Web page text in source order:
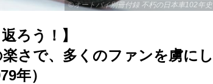
©オートバイ別冊付録 不朽の日本車102年史
ろう！】
さで、多くのファンを虜にし
年）